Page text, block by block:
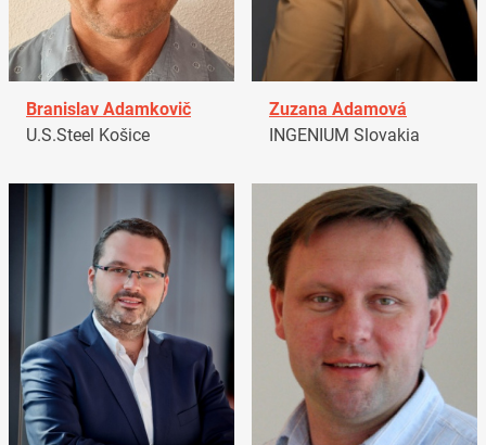
Branislav Adamkovič
U.S.Steel Košice
Zuzana Adamová
INGENIUM Slovakia